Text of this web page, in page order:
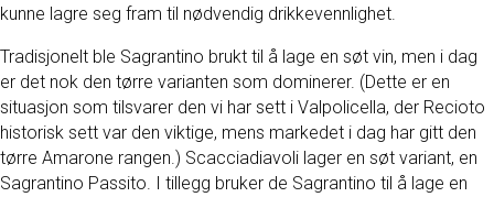
kunne lagre seg fram til nødvendig drikkevennlighet.
Tradisjonelt ble Sagrantino brukt til å lage en søt vin, men i dag
er det nok den tørre varianten som dominerer. (Dette er en
situasjon som tilsvarer den vi har sett i Valpolicella, der Recioto
historisk sett var den viktige, mens markedet i dag har gitt den
tørre Amarone rangen.) Scacciadiavoli lager en søt variant, en
Sagrantino Passito. I tillegg bruker de Sagrantino til å lage en